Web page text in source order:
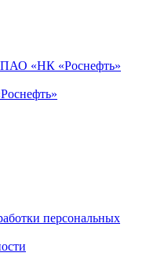
«НК «Роснефть»
персональных